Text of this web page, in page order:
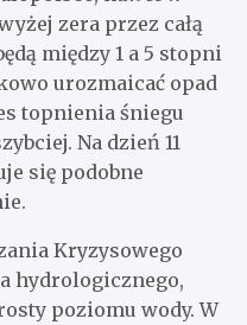
zera przez całą
między 1 a 5 stopni
urozmaicać opad
topnienia śniegu
Na dzień 11
się podobne
Kryzysowego
hydrologicznego,
poziomu wody. W